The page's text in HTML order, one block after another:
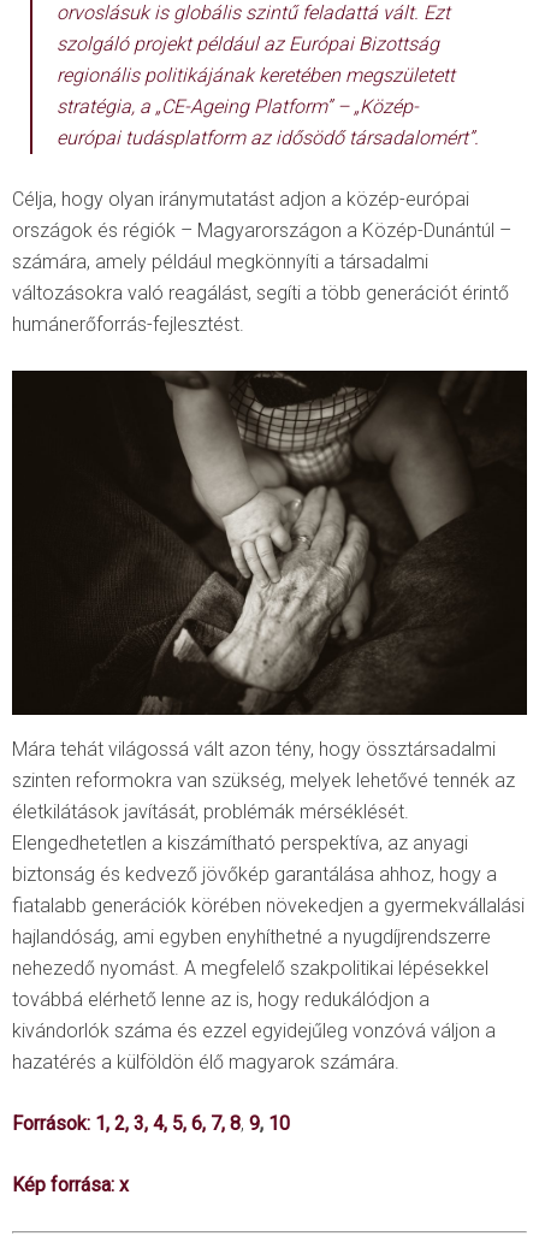
orvoslásuk is globális szintű feladattá vált. Ezt
szolgáló projekt például az Európai Bizottság
regionális politikájának keretében megszületett
stratégia, a „CE-Ageing Platform”– „Közép-
európai tudásplatform az idősödő társadalomért”.
Célja, hogy olyan iránymutatást adjon a közép-európai
országok és régiók – Magyarországon a Közép-Dunántúl –
számára, amely például megkönnyíti a társadalmi
változásokra való reagálást, segíti a több generációt érintő
humánerőforrás-fejlesztést.
Mára tehát világossá vált azon tény, hogy össztársadalmi
szinten reformokra van szükség, melyek lehetővé tennék az
életkilátások javítását, problémák mérséklését.
Elengedhetetlen a kiszámítható perspektíva, az anyagi
biztonság és kedvező jövőkép garantálása ahhoz, hogy a
fiatalabb generációk körében növekedjen a gyermekvállalási
hajlandóság, ami egyben enyhíthetné a nyugdíjrendszerre
nehezedő nyomást. A megfelelő szakpolitikai lépésekkel
továbbá elérhető lenne az is, hogy redukálódjon a
kivándorlók száma és ezzel egyidejűleg vonzóvá váljon a
hazatérés a külföldön élő magyarok számára.
Források: 1, 2, 3, 4, 5, 6, 7, 8, 9, 10
Kép forrása: x